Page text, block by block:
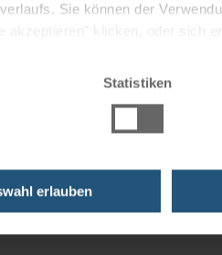
Sie können der
Statistiken
erlauben
Erfolg war. Da hat
Auswahl von guten bis
geklappt.
wir immer alles selbst